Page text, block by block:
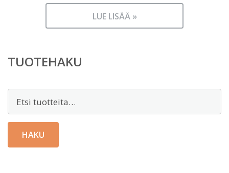
LUE LISÄÄ »
TUOTEHAKU
HAKU